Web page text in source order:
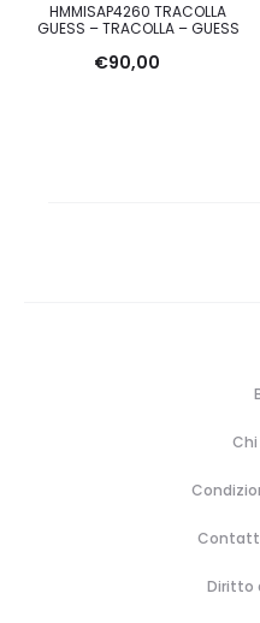
HMMISAP4260 TRACOLLA
GUESS – TRACOLLA – GUESS
€90,00
Diritto